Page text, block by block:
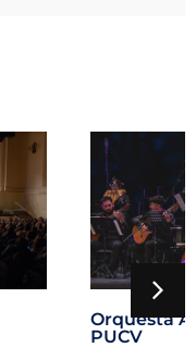
Orquesta
PUCV